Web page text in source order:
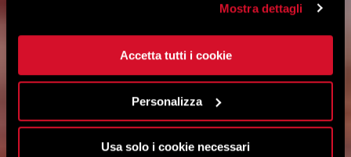
Mostra dettagli
Accetta tutti i cookie
Personalizza
Usa solo i cookie necessari